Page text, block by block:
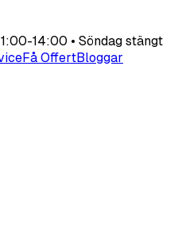
14:00 • Söndag stängt
Få OffertBloggar